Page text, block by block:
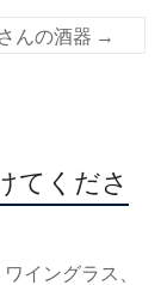
んの酒器 →
てくださ
イングラス、